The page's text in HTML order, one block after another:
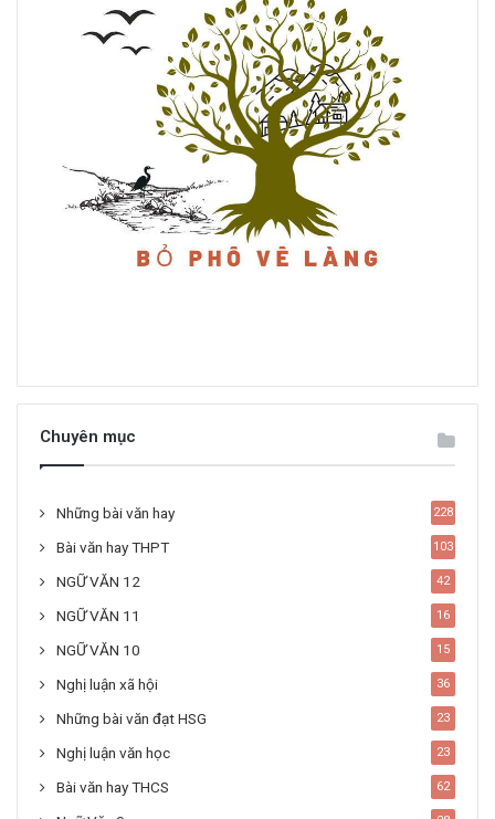
Chuyên mục
Những bài văn hay 228
Bài văn hay THPT 103
NGỮ VĂN 12 42
NGỮ VĂN 11 16
NGỮ VĂN 10 15
Nghị luận xã hội 36
Những bài văn đạt HSG 23
Nghị luận văn học 23
Bài văn hay THCS 62